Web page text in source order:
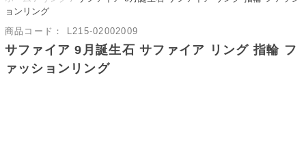
ョンリング
商品コード：
L215-02002009
サファイア 9月誕生石 サファイア リング 指輪 フ
ァッションリング